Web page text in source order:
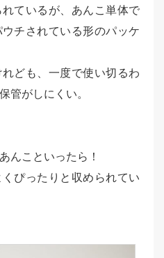
ているが、あんこ単体で
チされている形のパッケ
ども、一度で使い切るわ
管がしにくい。
んこといったら！
ぴったりと収められてい